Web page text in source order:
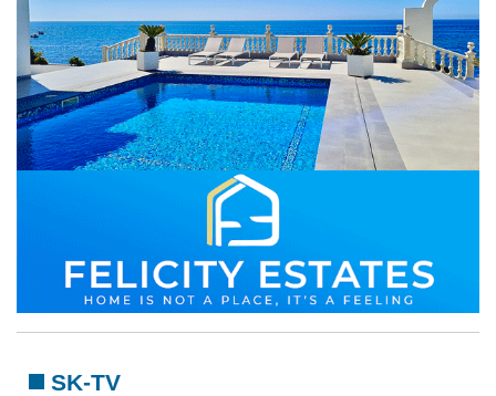
SK-TV